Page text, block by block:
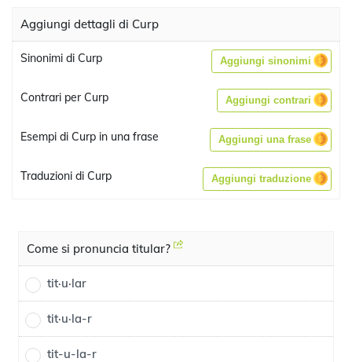
Aggiungi dettagli di Curp
Sinonimi di Curp Aggiungi sinonimi
Contrari per Curp Aggiungi contrari
Esempi di Curp in una frase Aggiungi una frase
Traduzioni di Curp Aggiungi traduzione
Come si pronuncia titular?
tit·u·lar
tit·u·la-r
tit-u-la-r